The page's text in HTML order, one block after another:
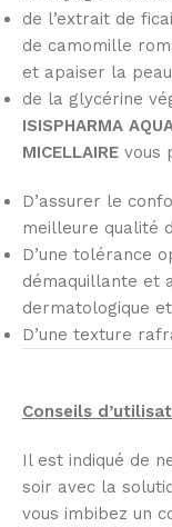
de l’extrait de
de camomille
et apaiser la peau
de la glycérine
ISISPHARMA
MICELLAIRE vous
D’assurer le
meilleure qualité
D’une tolérance
démaquillante et
dermatologique
D’une texture
Conseils
Il est indiqué de
soir avec la
vous imbibez un